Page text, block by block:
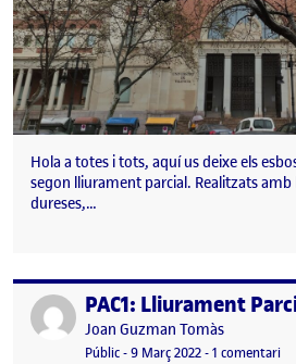
Hola a totes i tots, aquí us deixe els
segon lliurament parcial. Realitzats
dureses,…
Publicat perPAC1: Lliurament
Publicat per
Joan Guzman Tomàs
Visibilitat:
Públic-Data de publicació
9 Març 202229 març, 2022
-1 comentaria